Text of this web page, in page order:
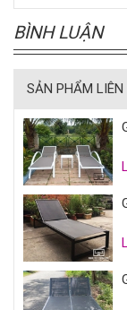
BÌNH LUẬN
SẢN PHẨM LIÊN